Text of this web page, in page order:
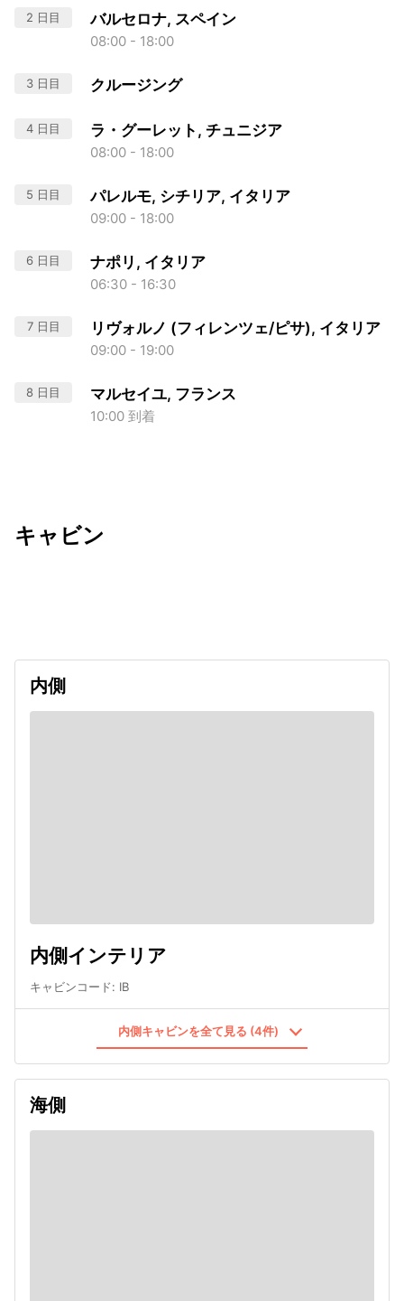
2 日目 バルセロナ, スペイン
08:00 - 18:00
3 日目 クルージング
4 日目 ラ・グーレット, チュニジア
08:00 - 18:00
5 日目 パレルモ, シチリア, イタリア
09:00 - 18:00
6 日目 ナポリ, イタリア
06:30 - 16:30
7 日目 リヴォルノ (フィレンツェ/ピサ), イタリア
09:00 - 19:00
8 日目 マルセイユ, フランス
10:00 到着
キャビン
内側
内側インテリア
キャビンコード: IB
内側キャビンを全て見る (4件)
海側